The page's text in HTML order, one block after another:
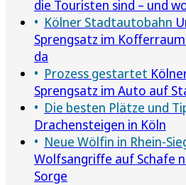
die Touristen sind – und
Kölner Stadtautobahn
Sprengsatz im
da
Prozess gestartet
Sprengsatz im Auto auf
Die besten Plätze und
Drachensteigen in Köln
Neue Wölfin in Rhein-
Wolfsangriffe auf Schafe
Sorge